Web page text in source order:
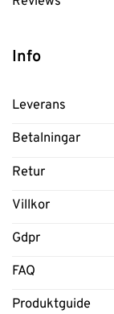
Info
Leverans
Betalningar
Retur
Villkor
Gdpr
FAQ
Produktguide